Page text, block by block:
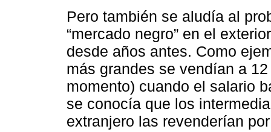
Pero también se aludía al
“mercado negro” en el
desde años antes. Como
más grandes se vendían a
momento) cuando el salario
se conocía que los
extranjero las revenderían